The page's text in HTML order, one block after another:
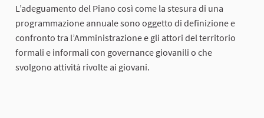
L’adeguamento del Piano così come la stesura di una
programmazione annuale sono oggetto di definizione e
confronto tra l’Amministrazione e gli attori del territorio
formali e informali con governance giovanili o che
svolgono attività rivolte ai giovani.